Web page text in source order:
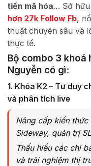
tiền mã hóa… Sở
hơn 27k Follow Fb,
thuật chuyên sâu và
thực tế.
Bộ combo 3 khoá
Nguyễn có gì:
1. Khóa K2 – Tư duy
và phân tích live
Nâng cấp kiến
Sideway, quản trị
Thấu hiểu các chỉ
và trải nghiệm thị